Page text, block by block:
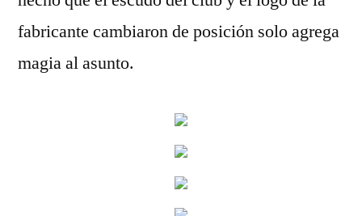
fabricante cambiaron de posición solo agrega
magia al asunto.